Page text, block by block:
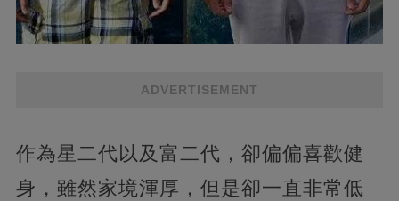
ADVERTISEMENT
作為星二代以及富二代，卻偏偏喜歡健
身，雖然家境渾厚，但是卻一直非常低